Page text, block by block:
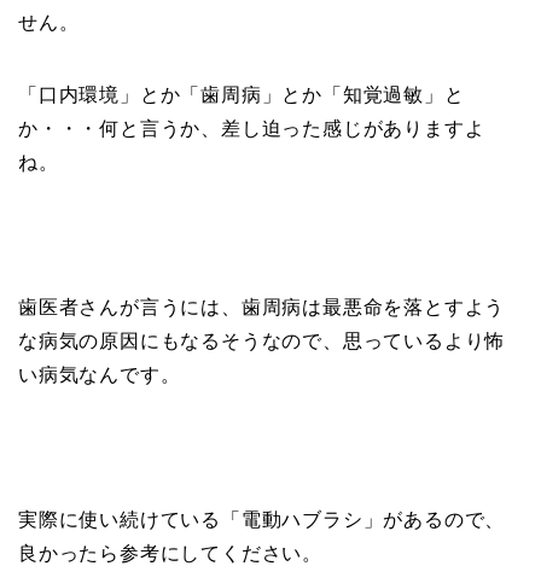
せん。
「口内環境」とか「歯周病」とか「知覚過敏」と
か・・・何と言うか、差し迫った感じがありますよ
ね。
歯医者さんが言うには、歯周病は最悪命を落とすよう
な病気の原因にもなるそうなので、思っているより怖
い病気なんです。
実際に使い続けている「電動ハブラシ」があるので、
良かったら参考にしてください。